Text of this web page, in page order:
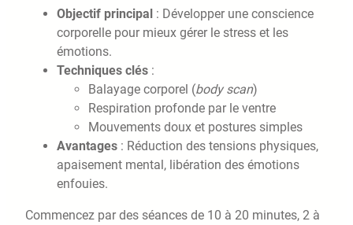
Objectif principal : Développer une conscience
corporelle pour mieux gérer le stress et les
émotions.
Techniques clés :
Balayage corporel (body scan)
Respiration profonde par le ventre
Mouvements doux et postures simples
Avantages : Réduction des tensions physiques,
apaisement mental, libération des émotions
enfouies.
Commencez par des séances de 10 à 20 minutes, 2 à